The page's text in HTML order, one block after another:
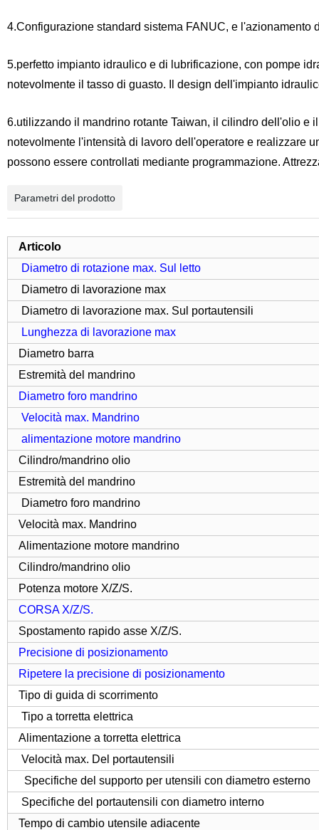
4.Configurazione standard sistema FANUC, e l'azionamento
5.perfetto impianto idraulico e di lubrificazione, con pompe
notevolmente il tasso di guasto. Il design dell'impianto
6.utilizzando il mandrino rotante Taiwan, il cilindro dell'olio e
notevolmente l'intensità di lavoro dell'operatore e realizzare
possono essere controllati mediante programmazione.
Parametri del prodotto
Articolo
Diametro di rotazione max. Sul
letto
Diametro di lavorazione max
Diametro di lavorazione max. Sul portautensili
Lunghezza di lavorazione max
Diametro barra
Estremità del mandrino
Diametro foro mandrino
Velocità max. Mandrino
alimentazione motore mandrino
Cilindro/mandrino olio
Estremità del mandrino
Diametro foro mandrino
Velocità max. Mandrino
Alimentazione motore mandrino
Cilindro/mandrino olio
Potenza motore X/Z/S.
CORSA X/Z/S.
Spostamento rapido asse X/Z/S.
Precisione di posizionamento
Ripeterela precisione di posizionamento
Tipo di guida di scorrimento
Tipo a torretta elettrica
Alimentazione a torretta elettrica
Velocità max. Del portautensili
Specifiche del supporto per utensili con diametro esterno
Specifiche del portautensili con diametro interno
Tempo di cambio utensile adiacente